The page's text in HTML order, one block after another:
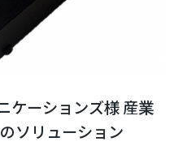
ケーションズ様 産業
ソリューション